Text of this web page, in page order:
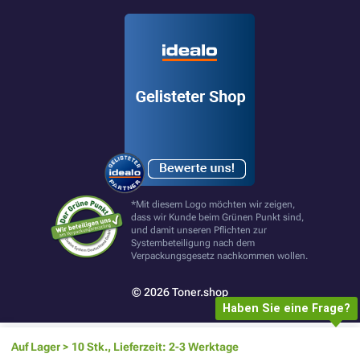
Auf Lager > 10 Stk., Lieferzeit: 2-3 Werktage
*Mit diesem Logo möchten wir zeigen,
dass wir Kunde beim Grünen Punkt sind,
und damit unseren Pflichten zur
Systembeteiligung nach dem
Verpackungsgesetz nachkommen wollen.
© 2026 Toner.shop
Haben Sie eine Frage?